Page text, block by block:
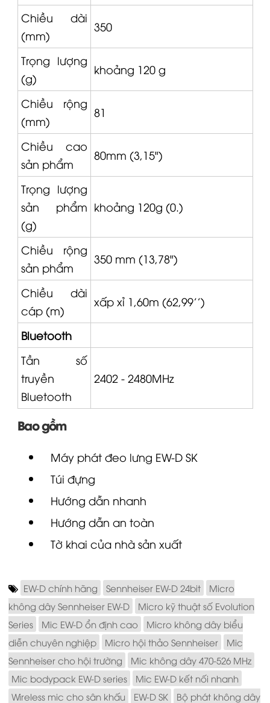
Chiều dài
(mm)
350
Trọng lượng
(g)
khoảng 120 g
Chiều rộng
(mm)
81
Chiều cao
sản phẩm
80mm (3,15")
Trọng lượng
sản phẩm
(g)
khoảng 120g (0.)
Chiều rộng
sản phẩm
350 mm (13,78")
Chiều dài
cáp (m)
xấp xỉ 1,60m (62,99'')
Bluetooth
Tần số
truyền
Bluetooth
2402 - 2480MHz
Bao gồm
Máy phát đeo lưng EW-DSK
Túi đựng
Hướng dẫn nhanh
Hướng dẫn an toàn
Tờ khai của nhà sản xuất
EW-D chính hãng Sennheiser EW-D 24bit
Micro
không dây Sennheiser EW-D
Micro kỹ thuật số Evolution
Series
Mic EW-D ổn định cao
Micro không dây biểu
diễn chuyên nghiệp
Micro hội thảo Sennheiser
Mic
Sennheiser cho hội trường
Mic không dây 470-526 MHz
Mic bodypack EW-D series
Mic EW-D kết nối nhanh
Wireless mic cho sân khấu
EW-D SK
Bộ phát không dây